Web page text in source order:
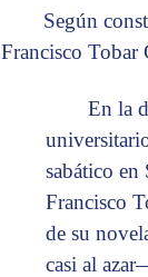
Según
Francisco Tobar
En la
sabático en
Francisco
de su
casi al